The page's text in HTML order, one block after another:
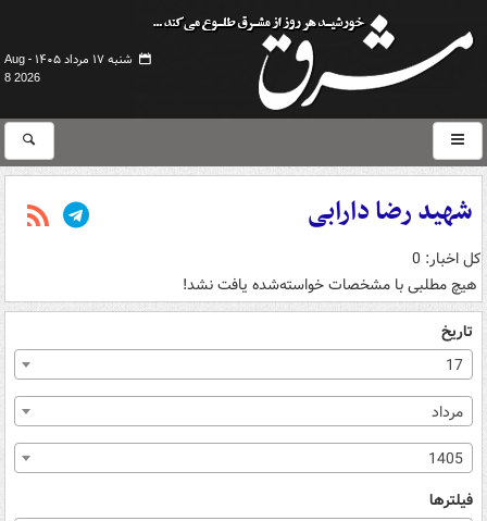
شنبه ۱۷ مرداد ۱۴۰۵ -
Aug
8 2026
شهید رضا دارابی
کل اخبار: 0
هیچ مطلبی با مشخصات خواسته‌شده یافت نشد!
تاریخ
17
مرداد
1405
فیلترها